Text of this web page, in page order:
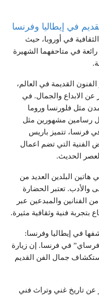
في إيطاليا وفرنسا
في أوروبا، حيث
في متاحفهما الشهيرة
القديمة في العالم،
عن الابداع والجمال. في
مثل فلورنسا وروما
رسامين مشهورين مثل
فرنسا، تتميز باريس
الفنية التي تضم اعمال
الحديث.
هاتين البلدين العديد من
والأدب. تعتبر الحضارة
الفنانين والمبدعين عبر
بتجربة فنية وثقافية مثيرة.
في إيطاليا وفرنسا:
في فرنسا. إن زيارة
جمال الفن القديم
عن تاريخ غني وتراث فني